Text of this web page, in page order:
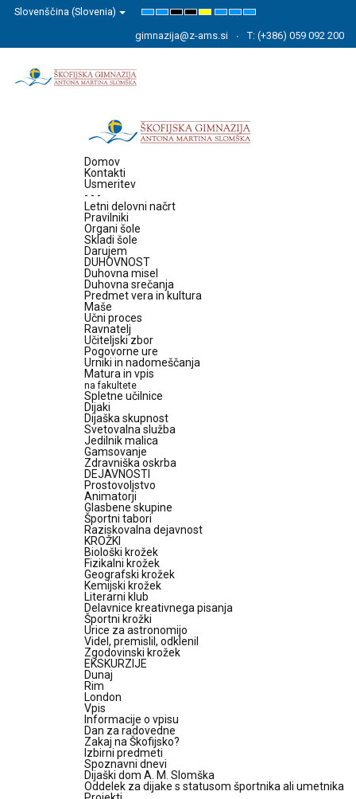
Slovenščina (Slovenia)
Default
NightHigh
Black
White
High
Black
High
Yellow
Set
Font
Set
Font
Set
Font
gimnazija@z-ams.si T: (+386) 059 092 200
Domov
Kontakti
Usmeritev
- - -
Letni delovni načrt
Pravilniki
Organi šole
Skladi šole
Darujem
DUHOVNOST
Duhovna misel
Duhovna srečanja
Predmet vera in kultura
Maše
Učni proces
Ravnatelj
Učiteljski zbor
Pogovorne ure
Urniki in nadomeščanja
Matura in vpis
na fakultete
Spletne učilnice
Dijaki
Dijaška skupnost
Svetovalna služba
Jedilnik malica
Gamsovanje
Zdravniška oskrba
DEJAVNOSTI
Prostovoljstvo
Animatorji
Glasbene skupine
Športni tabori
Raziskovalna dejavnost
KROŽKI
Biološki krožek
Fizikalni krožek
Geografski krožek
Kemijski krožek
Literarni klub
Delavnice kreativnega pisanja
Športni krožki
Urice za astronomijo
Videl, premislil, odklenil
Zgodovinski krožek
EKSKURZIJE
Dunaj
Rim
London
Vpis
Informacije o vpisu
Dan za radovedne
Zakaj na Škofijsko?
Izbirni predmeti
Spoznavni dnevi
Dijaški dom A. M. Slomška
Oddelek za dijake s statusom športnika ali umetnika